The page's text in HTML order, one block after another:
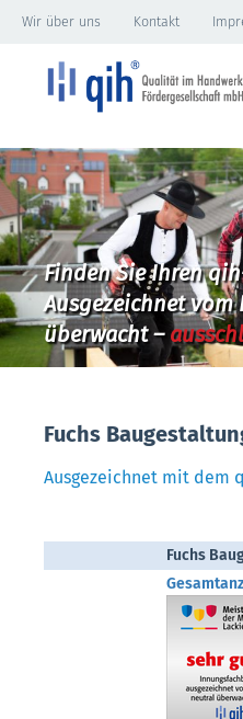
Wir über uns Kontakt
Finden Sie Ihren
Ausgezeichnet
überwacht –
Fuchs
Ausgezeichnet mit dem
Fuchs